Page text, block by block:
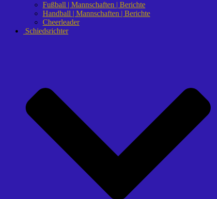
Fußball | Mannschaften | Berichte
Handball | Mannschaften | Berichte
Cheerleader
Schiedsrichter